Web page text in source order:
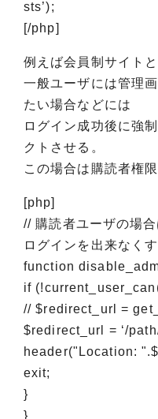
sts’);
[/php]
例えば会員制サイト
一般ユーザには管理
たい場合などには
ログイン成功後に強
クトさせる。
この場合は購読者権
[php]
// 購読者ユーザの場
ログインを出来なく
function
if
// $redirect_url =
$redirect_url = ‘/
header("Location:
exit;
}
}